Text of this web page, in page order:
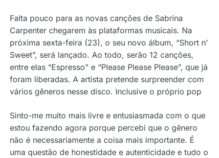
Falta pouco para as novas canções de Sabrina
Carpenter chegarem às plataformas musicais. Na
próxima sexta-feira (23), o seu novo álbum, “Short n’
Sweet”, será lançado. Ao todo, serão 12 canções,
entre elas “Espresso” e “Please Please Please”, que já
foram liberadas. A artista pretende surpreender com
vários gêneros nesse disco. Inclusive o próprio pop
Sinto-me muito mais livre e entusiasmada com o que
estou fazendo agora porque percebi que o gênero
não é necessariamente a coisa mais importante. É
uma questão de honestidade e autenticidade e tudo o